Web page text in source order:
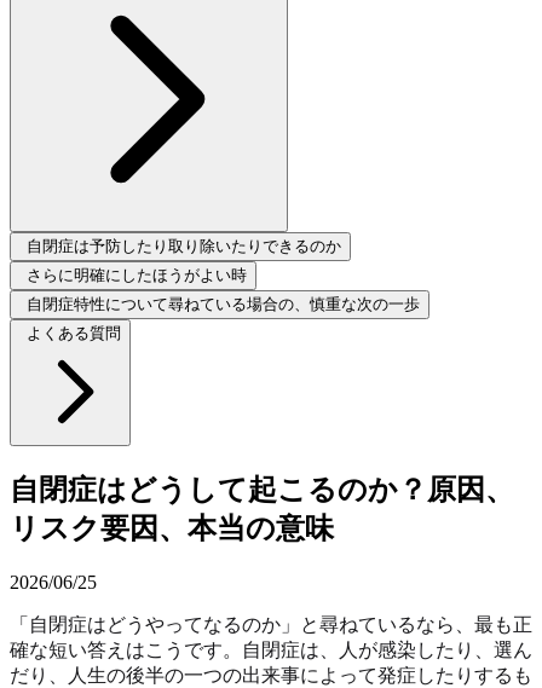
自閉症は予防したり取り除いたりできるのか
さらに明確にしたほうがよい時
自閉症特性について尋ねている場合の、慎重な次の一歩
よくある質問
自閉症はどうして起こるのか？原因、
リスク要因、本当の意味
2026/06/25
「自閉症はどうやってなるのか」と尋ねているなら、最も正
確な短い答えはこうです。自閉症は、人が感染したり、選ん
だり、人生の後半の一つの出来事によって発症したりするも